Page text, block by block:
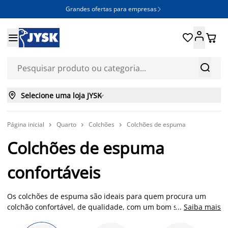
Grandes ofertas para empresas 


 
 Selecione uma loja JYSK
Página inicial  Quarto  Colchões  Colchões de espuma
Colchões de espuma
confortáveis
Os colchões de espuma são ideais para quem procura um
colchão confortável, de qualidade, com um bom suporte e
... Saiba mais